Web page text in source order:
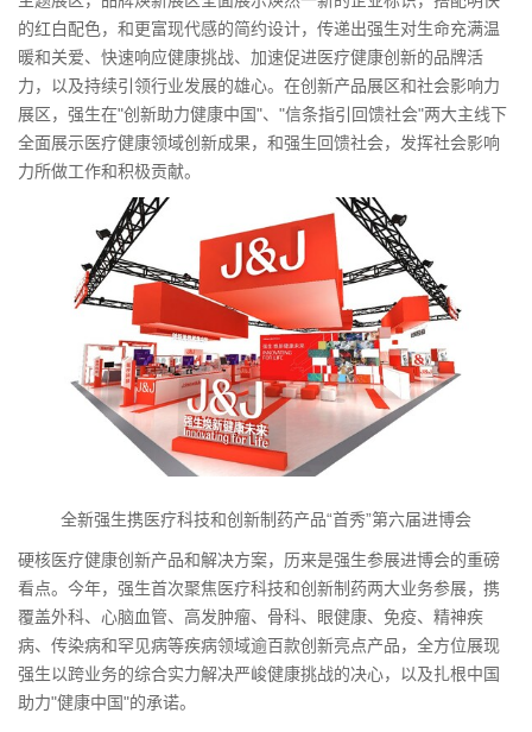
的红白配色，和更富现代感的简约设计，传递出强生对生命充满温
暖和关爱、快速响应健康挑战、加速促进医疗健康创新的品牌活
力，以及持续引领行业发展的雄心。在创新产品展区和社会影响力
展区，强生在"创新助力健康中国"、"信条指引回馈社会"两大主线下
全面展示医疗健康领域创新成果，和强生回馈社会，发挥社会影响
力所做工作和积极贡献。
全新强生携医疗科技和创新制药产品“首秀”第六届进博会
硬核医疗健康创新产品和解决方案，历来是强生参展进博会的重磅
看点。今年，强生首次聚焦医疗科技和创新制药两大业务参展，携
覆盖外科、心脑血管、高发肿瘤、骨科、眼健康、免疫、精神疾
病、传染病和罕见病等疾病领域逾百款创新亮点产品，全方位展现
强生以跨业务的综合实力解决严峻健康挑战的决心，以及扎根中国
助力"健康中国"的承诺。